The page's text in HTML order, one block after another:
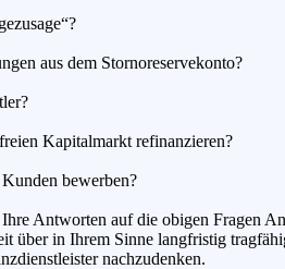
aus dem Stornoreservekonto?
Kapitalmarkt refinanzieren?
bewerben?
Antworten auf die obigen Fragen
über in Ihrem Sinne langfristig
nachzudenken.